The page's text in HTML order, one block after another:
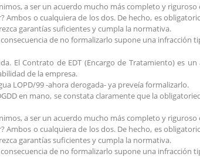
a ser un acuerdo mucho más completo y riguroso
o cualquiera de los dos. De hecho, es
garantías suficientes y cumpla la normativa.
de no formalizarlo supone una infracción
El Contrato de EDT (Encargo de Tratamiento) es
de la empresa.
LOPD/99 -ahora derogada- ya preveía formalizarlo.
en mano, se constata claramente que la
a ser un acuerdo mucho más completo y riguroso
o cualquiera de los dos. De hecho, es
garantías suficientes y cumpla la normativa.
de no formalizarlo supone una infracción